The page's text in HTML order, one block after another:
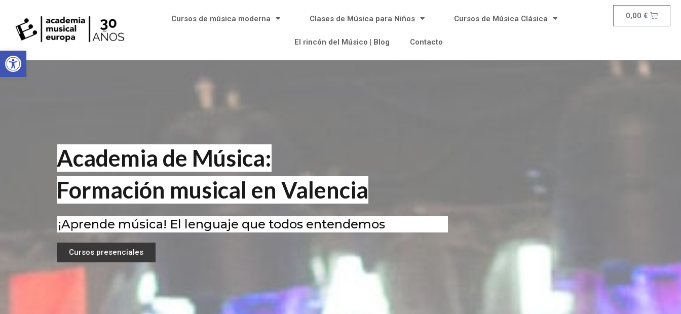
Abrir barra de herramientas
Cursos de música moderna Clases de Música para Niños Cursos de Música Clásica
El rincón del Músico | Blog Contacto
0,00 €
Academia de Música:
Formación musical en Valencia
¡Aprende música! El lenguaje que todos entendemos
Cursos presenciales